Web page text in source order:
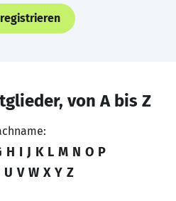
von A bis Z
H I J K L M N O P
U V W X Y Z